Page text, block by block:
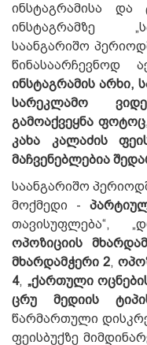
ინსტაგრამისა და
ინსტაგრამზე
საანგარიშო
წინასაარჩევნოდ
ინსტაგრამის არხი,
სარეკლამო
გამოაქვეყნა
კახა კალაძის
მაჩვენებლებია
საანგარიშო
მოქმედი -
თავისუფლება“,
ოპოზიციის
მხარდამჭერი 2,
4, „ქართული
ცრუ მედიის
წარმართული
ფეისბუქზე